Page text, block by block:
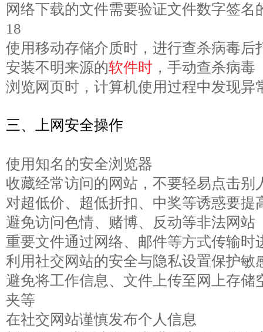
网络下载的文件需要验证文件数字签
18
使用移动存储介质时，进行查杀病毒后
安装不明来源的软件时 ，手动查杀病毒
浏览网页时，计算机使用过程中发现异
三、上网安全操作
使用知名的安全浏览器
收藏经常访问的网站，不要轻易点击别
对超低价、超低折扣、中奖等诱惑要提
避免访问色情、赌博、反动等非法网站
重要文件通过网络、邮件等方式传输时
利用社交网站的安全与隐私设置保护敏
避免将工作信息、文件上传至网上存储
夹等
在社交网站谨慎发布个人信息